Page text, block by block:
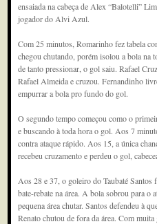
ensaiada na cabeça de Alex “Balotelli”
jogador do Alvi Azul.
Com 25 minutos, Romarinho fez tabela
chegou chutando, porém isolou a bola na
de tanto pressionar, o gol saiu. Rafael
Rafael Almeida e cruzou. Fernandinho
empurrar a bola pro fundo do gol.
O segundo tempo começou como o
e buscando à toda hora o gol. Aos 7
contra ataque rápido. Aos 15, a única
recebeu cruzamento e perdeu o gol,
Aos 28 e 37, o goleiro do Taubaté
bate-rebate na área. A bola sobrou para o
pequena área chutar. Santos defendeu à
Renato chutou de fora da área. Com